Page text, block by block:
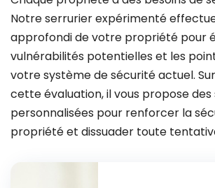
Notre serrurier expérimenté
approfondi de votre propriété pour
vulnérabilités potentielles et les
votre système de sécurité actuel.
cette évaluation, il vous propose des
personnalisées pour renforcer la
propriété et dissuader toute